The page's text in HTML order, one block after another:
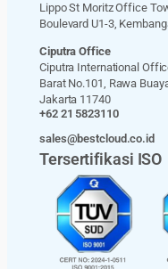
Lippo St Moritz Office
Boulevard U1-3,
Ciputra Office
Ciputra International
Barat No.101, Rawa
Jakarta 11740
+62 21 5823110
sales@bestcloud.co.id
Tersertifikasi ISO